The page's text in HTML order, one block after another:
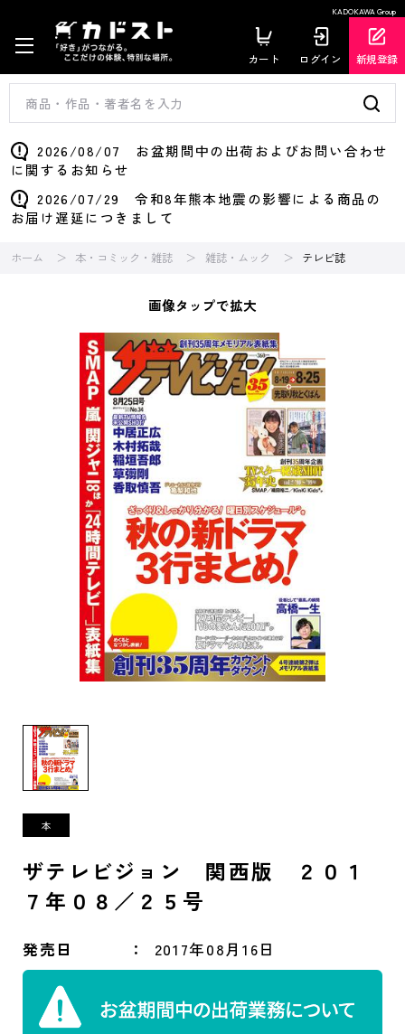
KADOKAWA Group
カート ログイン 新規登録
2026/08/07 お盆期間中の出荷およびお問い合わせ
に関するお知らせ
2026/07/29 令和8年熊本地震の影響による商品の
お届け遅延につきまして
ホーム 本・コミック・雑誌 雑誌・ムック テレビ誌
画像タップで拡大
ザテレビジョン 関西版 ２０１
７年０８／２５号
発売日 2017年08月16日